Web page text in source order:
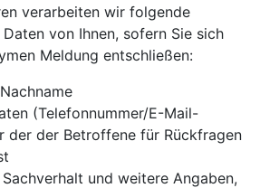
verarbeiten wir folgende
von Ihnen, sofern Sie sich
Meldung entschließen:
(Telefonnummer/E-Mail-
der der Betroffene für Rückfragen
und weitere Angaben,